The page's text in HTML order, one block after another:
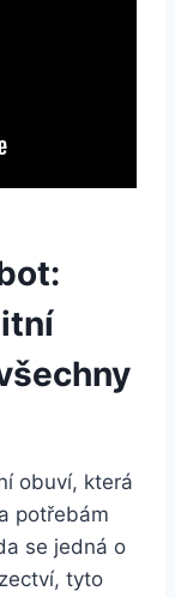
obuví, která
potřebám
se jedná o
tyto